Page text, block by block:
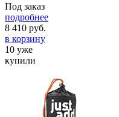
Под заказ
подробнее
8 410 руб.
в корзину
10 уже
купили